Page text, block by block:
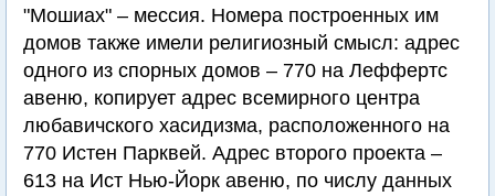
"Мошиах" – мессия. Номера построенных им
домов также имели религиозный смысл: адрес
одного из спорных домов – 770 на Леффертс
авеню, копирует адрес всемирного центра
любавичского хасидизма, расположенного на
770 Истен Парквей. Адрес второго проекта –
613 на Ист Нью-Йорк авеню, по числу данных